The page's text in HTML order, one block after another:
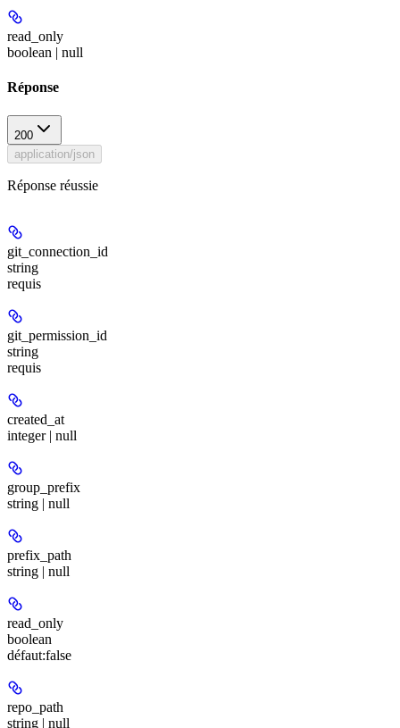
read_only
boolean | null
Réponse
200
application/json
Réponse réussie
git_connection_id
string
requis
git_permission_id
string
requis
created_at
integer | null
group_prefix
string | null
prefix_path
string | null
read_only
boolean
défaut:false
repo_path
string | null